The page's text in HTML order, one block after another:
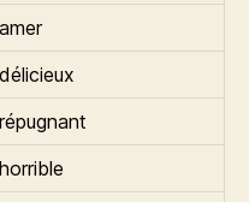
amer
délicieux
répugnant
horrible